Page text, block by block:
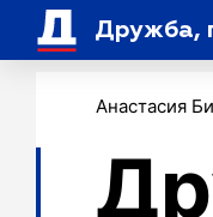
Дружба,
Анастасия